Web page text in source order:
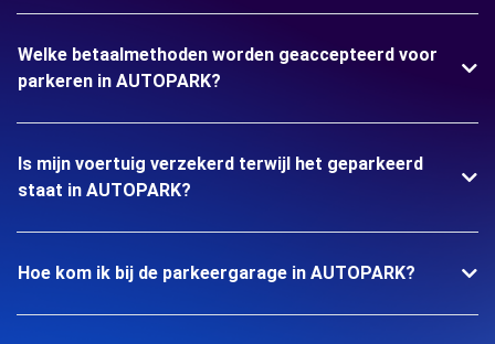
Welke betaalmethoden worden geaccepteerd voor
parkeren in AUTOPARK?
Is mijn voertuig verzekerd terwijl het geparkeerd
staat in AUTOPARK?
Hoe kom ik bij de parkeergarage in AUTOPARK?